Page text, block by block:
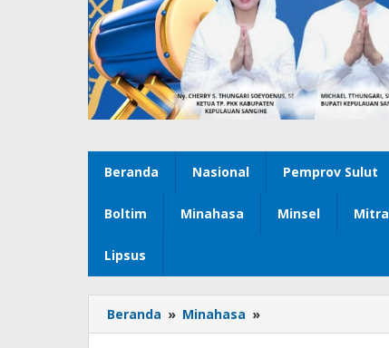
Beranda Nasional Pemprov Sulut
Boltim Minahasa Minsel Mitra
Lipsus
Beranda » Minahasa »
Apel